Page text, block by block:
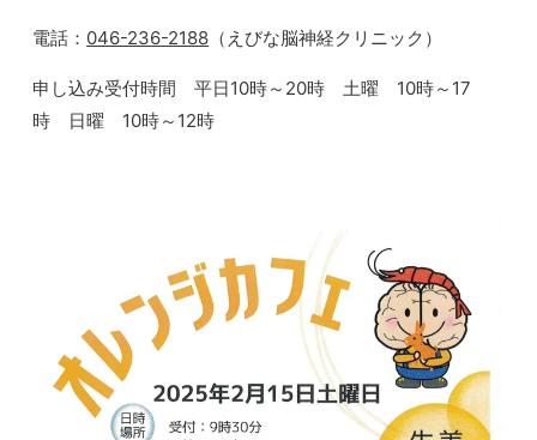
電話： 046-236-2188 （えびな脳神経クリニック）
申し込み受付時間 平日10時～20時 土曜 10時～17
時 日曜 10時～12時